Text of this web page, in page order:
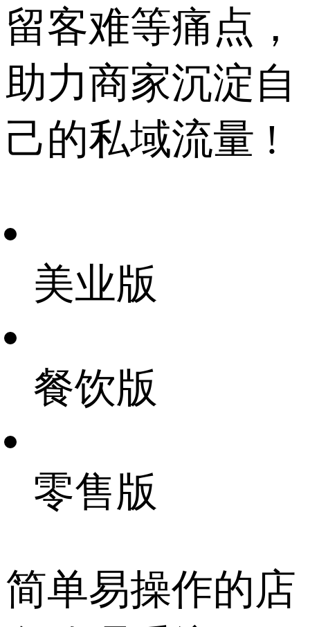
留客难等痛点，
助力商家沉淀自
己的私域流量 !
美业版
餐饮版
零售版
简单易操作的店